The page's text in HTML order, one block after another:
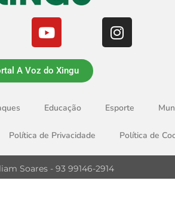
A Voz do Xingu
Educação Esporte
Política de Privacidade Política de
Soares - 93 99146-2914